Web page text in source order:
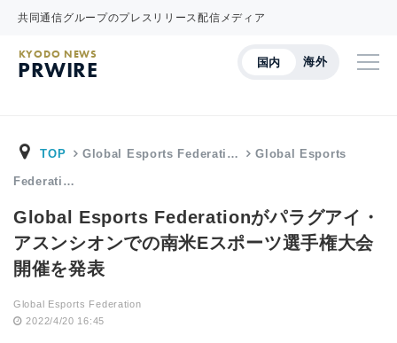
共同通信グループのプレスリリース配信メディア
国内 海外
KYODO NEWS
PRWIRE
TOP Global Esports Federati… Global Esports
Federati…
Global Esports Federationがパラグアイ・
アスンシオンでの南米Eスポーツ選手権大会
開催を発表
Global Esports Federation
2022/4/20 16:45